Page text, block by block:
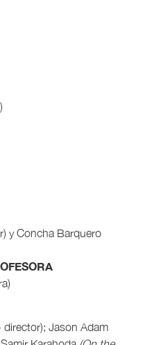
y Concha Barquero
Jason Adam